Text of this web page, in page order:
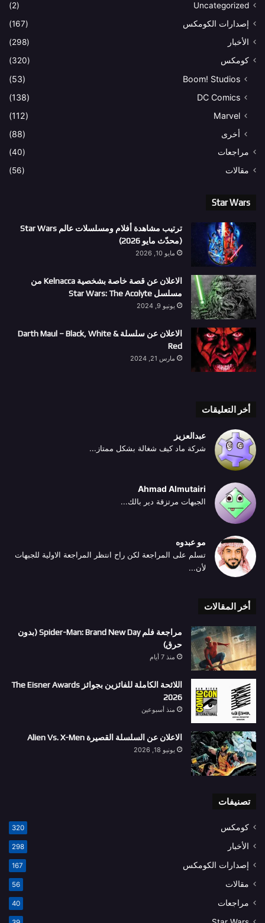
Uncategorized
(2)
إصدارات الكومكس
(167)
الأخبار
(298)
كومكس
(320)
Boom! Studios
(53)
DC Comics
(138)
Marvel
(112)
أخرى
(88)
مراجعات
(40)
مقالات
(56)
Star Wars
ترتيب مشاهدة أفلام ومسلسلات عالم Star Wars
(محدّث مايو 2026)
مايو 10, 2026
الاعلان عن قصة خاصة بشخصية Kelnacca من
مسلسل Star Wars: The Acolyte
يونيو 9, 2024
الاعلان عن سلسلة Darth Maul – Black, White &
Red
مارس 21, 2024
أخر التعليقات
عبدالعزيز
شركة ماد كيف شغالة بشكل ممتاز...
Ahmad Almutairi
الجبهات مرتزقة دير بالك...
مو عبدوه
تسلم على المراجعة لكن راح انتظر المراجعة الاولية للجبهات
لأن...
أخر المقالات
مراجعة فلم Spider-Man: Brand New Day (بدون
حرق)
منذ 7 أيام
اللائحة الكاملة للفائزين بجوائز The Eisner Awards
2026
منذ أسبوعين
الاعلان عن السلسلة القصيرة Alien Vs. X-Men
يونيو 18, 2026
تصنيفات
كومكس 320
الأخبار 298
إصدارات الكومكس 167
مقالات 56
مراجعات 40